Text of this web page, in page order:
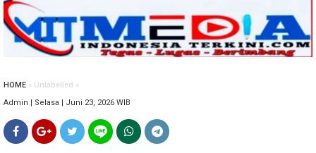
HOME » Unlabelled »
Admin | Selasa | Juni 23, 2026 WIB